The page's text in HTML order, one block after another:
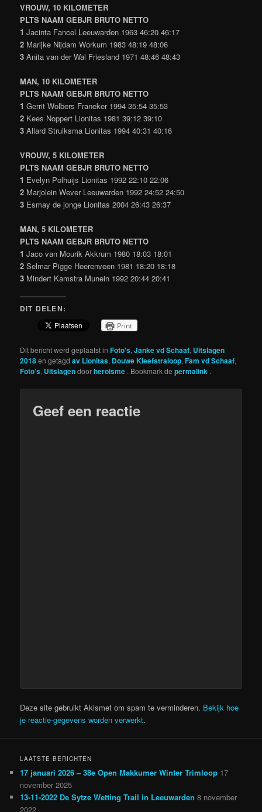
VROUW, 10 KILOMETER
PLTS NAAM GEBJR BRUTO NETTO
1 Jacinta Fancel Leeuwarden 1963 46:20 46:17
2 Marijke Nijdam Workum 1983 48:19 48:06
3 Anita van der Wal Friesland 1971 48:46 48:43
MAN, 10 KILOMETER
PLTS NAAM GEBJR BRUTO NETTO
1 Gerrit Wolbers Franeker 1994 35:54 35:53
2 Kees Noppert Lionitas 1981 39:12 39:10
3 Allard Struiksma Lionitas 1994 40:31 40:16
VROUW, 5 KILOMETER
PLTS NAAM GEBJR BRUTO NETTO
1 Evelyn Polhuijs Lionitas 1992 22:10 22:06
2 Marjolein Wever Leeuwarden 1992 24:52 24:50
3 Esmay de jonge Lionitas 2004 26:43 26:37
MAN, 5 KILOMETER
PLTS NAAM GEBJR BRUTO NETTO
1 Jaco van Mourik Akkrum 1980 18:03 18:01
2 Selmar Pigge Heerenveen 1981 18:20 18:18
3 Mindert Kamstra Munein 1992 20:44 20:41
DIT DELEN:
Print
Dit bericht werd geplaatst inFoto's,Janke vd Schaaf, Uitslagen
2018en getagdav Lionitas, Douwe Kleefstraloop,Fam vd Schaaf,
Foto’s, Uitslagendoorheroisme . Bookmark depermalink .
Geef een reactie
Deze site gebruikt Akismet om spam te verminderen. Bekijk hoe
je reactie-gegevens worden verwerkt.
LAATSTE BERICHTEN
17 januari 2026 – 38e Open Makkumer Winter Trimloop 17
november 2025
13-11-2022 De Sytze Wetting Trail in Leeuwarden 8 november
2022